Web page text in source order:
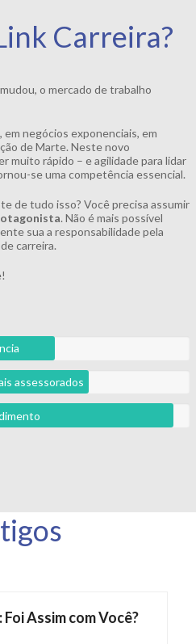
Carreira?
o mercado de trabalho
em negócios exponenciais, em
de Marte. Neste novo
muito rápido – e agilidade para lidar
se uma competência essencial.
de tudo isso? Você precisa assumir
. Não é mais possível
sua a responsabilidade pela
carreira.
assessorados
Assim com Você?